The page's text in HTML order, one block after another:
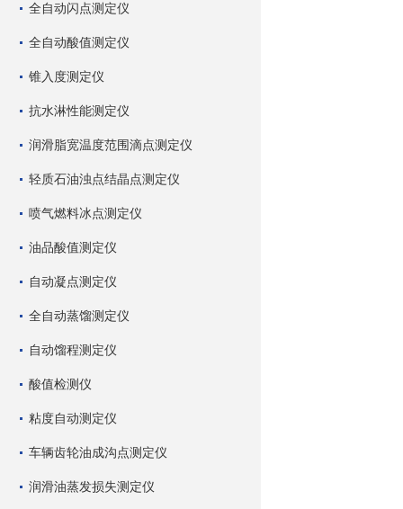
全自动闪点测定仪
全自动酸值测定仪
锥入度测定仪
抗水淋性能测定仪
润滑脂宽温度范围滴点测定仪
轻质石油浊点结晶点测定仪
喷气燃料冰点测定仪
油品酸值测定仪
自动凝点测定仪
全自动蒸馏测定仪
自动馏程测定仪
酸值检测仪
粘度自动测定仪
车辆齿轮油成沟点测定仪
润滑油蒸发损失测定仪